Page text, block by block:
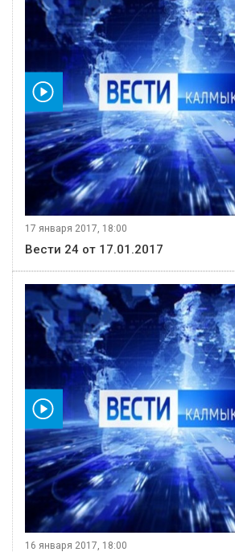
17 января 2017, 18:00
Вести 24 от 17.01.2017
16 января 2017, 18:00